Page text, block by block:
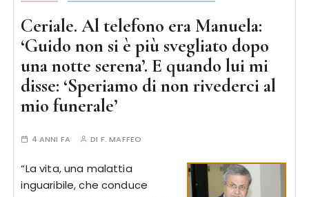
Ceriale. Al telefono era Manuela:
‘Guido non si è più svegliato dopo
una notte serena’. E quando lui mi
disse: ‘Speriamo di non rivederci al
mio funerale’
4 ANNI FA DI F. MAFFEO
“La vita, una malattia
inguaribile, che conduce